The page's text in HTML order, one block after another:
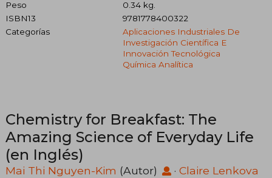
Peso
0.34 kg.
ISBN13
9781778400322
Categorías
Aplicaciones Industriales De
Investigación Científica E
Innovación Tecnológica
Química Analítica
Chemistry for Breakfast: The
Amazing Science of Everyday Life
(en Inglés)
Mai Thi Nguyen-Kim (Autor) · Claire Lenkova